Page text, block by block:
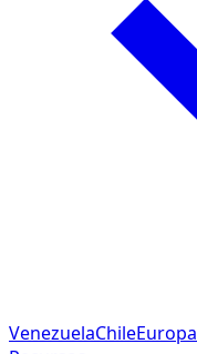
VenezuelaChileEuropa